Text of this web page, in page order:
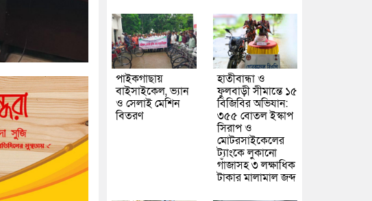
পাইকগাছায়
বাইসাইকেল, ভ্যান
ও সেলাই মেশিন
বিতরণ
হাতীবান্ধা ও
ফুলবাড়ী সীমান্তে ১৫
বিজিবির অভিযান:
৩৫৫ বোতল ইস্কাপ
সিরাপ ও
মোটরসাইকেলের
ট্যাংকে লুকানো
গাঁজাসহ ৩ লক্ষাধিক
টাকার মালামাল জব্দ